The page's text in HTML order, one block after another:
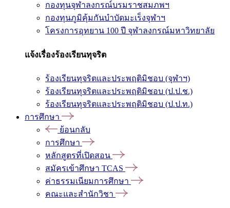
กองทุนจุฬาลงกรณ์บรมราชสมภพฯ
กองทุนภูมิคุ้มกันบำบัดมะเร็งจุฬาฯ
โครงการอุทยาน 100 ปี จุฬาลงกรณ์มหาวิทยาลัย
แจ้งเรื่องร้องเรียนทุจริต
ร้องเรียนทุจริตและประพฤติมิชอบ (จุฬาฯ)
ร้องเรียนทุจริตและประพฤติมิชอบ (ป.ป.ช.)
ร้องเรียนทุจริตและประพฤติมิชอบ (ป.ป.ท.)
การศึกษา
ย้อนกลับ
การศึกษา
หลักสูตรที่เปิดสอน
สมัครเข้าศึกษา TCAS
ค่าธรรมเนียมการศึกษา
คณะและสำนักวิชา